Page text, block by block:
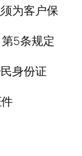
为客户保
5条规定
身份证